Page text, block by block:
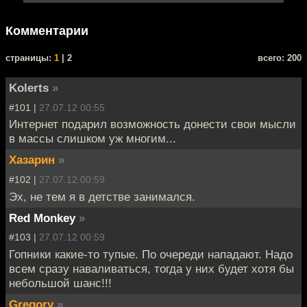
Комментарии
cтраницы: 1 | 2 всего: 200
Kolerts »
#101 | 27.07.12 00:55
Интернет подарил возможность донести свои мысли
в массы слишком уж многим...
Хазарин »
#102 | 27.07.12 00:59
Эх, не тем я в детстве занимался.
Red Monkey »
#103 | 27.07.12 00:59
Гопники какие-то тупые. По очереди нападают. Надо
всем сразу наваливаться, тогда у них будет хотя бы
небольшой шанс!!!
Gregory »